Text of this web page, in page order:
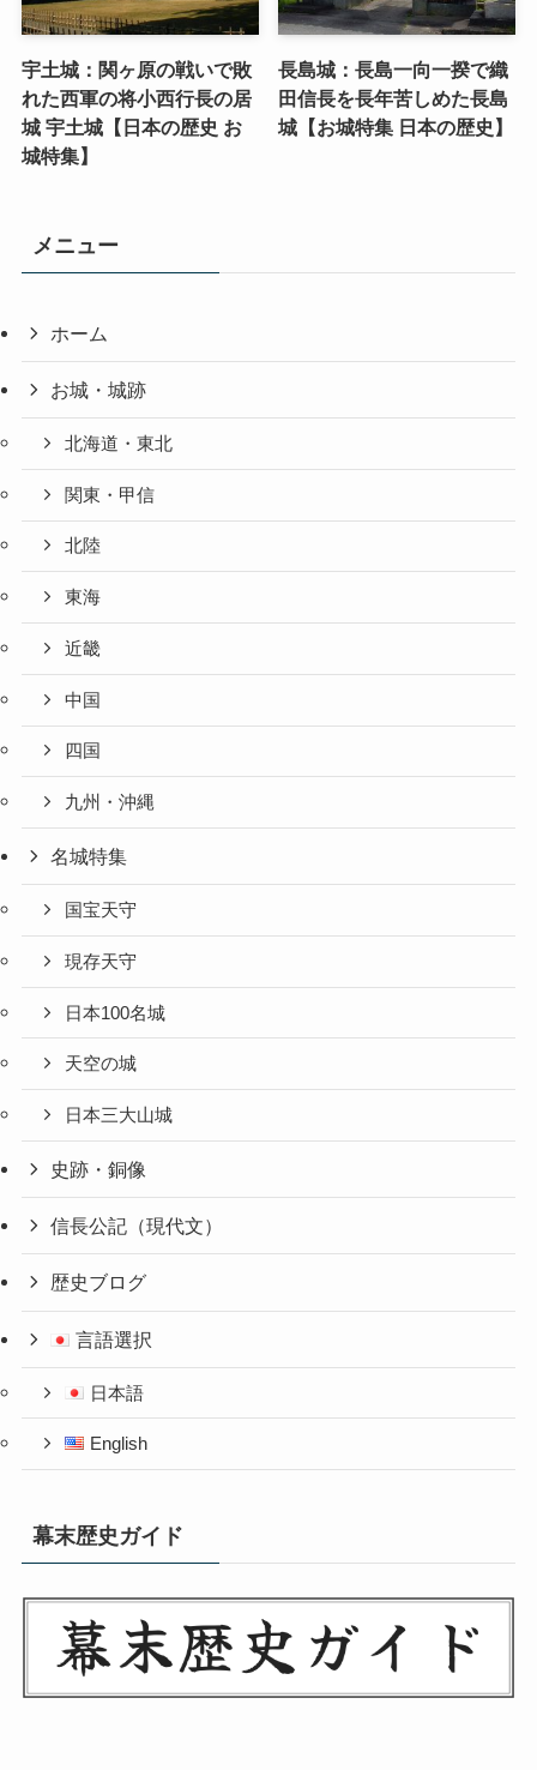
宇土城：関ヶ原の戦いで敗
れた西軍の将小西行長の居
城 宇土城【日本の歴史 お
城特集】
長島城：長島一向一揆で織
田信長を長年苦しめた長島
城【お城特集 日本の歴史】
メニュー
ホーム
お城・城跡
北海道・東北
関東・甲信
北陸
東海
近畿
中国
四国
九州・沖縄
名城特集
国宝天守
現存天守
日本100名城
天空の城
日本三大山城
史跡・銅像
信長公記（現代文）
歴史ブログ
言語選択
日本語
English
幕末歴史ガイド